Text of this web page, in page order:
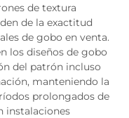
de textura
de la exactitud
de gobo en venta.
los diseños de gobo
del patrón incluso
manteniendo la
prolongados de
instalaciones